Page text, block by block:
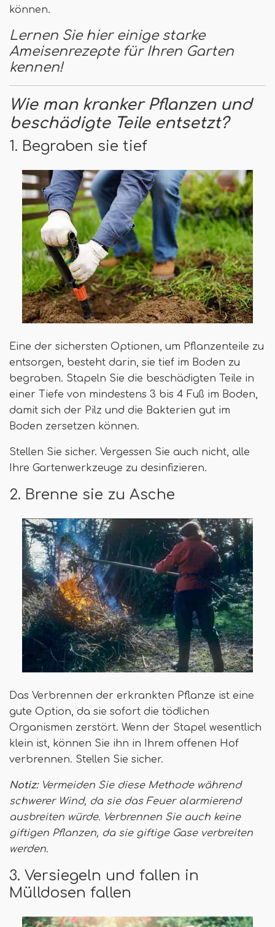
können.
Lernen Sie hier einige starke
Ameisenrezepte für Ihren Garten
kennen!
Wie man kranker Pflanzen und
beschädigte Teile entsetzt?
1. Begraben sie tief
Eine der sichersten Optionen, um Pflanzenteile zu
entsorgen, besteht darin, sie tief im Boden zu
begraben. Stapeln Sie die beschädigten Teile in
einer Tiefe von mindestens 3 bis 4 Fuß im Boden,
damit sich der Pilz und die Bakterien gut im
Boden zersetzen können.
Stellen Sie sicher. Vergessen Sie auch nicht, alle
Ihre Gartenwerkzeuge zu desinfizieren.
2. Brenne sie zu Asche
Das Verbrennen der erkrankten Pflanze ist eine
gute Option, da sie sofort die tödlichen
Organismen zerstört. Wenn der Stapel wesentlich
klein ist, können Sie ihn in Ihrem offenen Hof
verbrennen. Stellen Sie sicher.
Notiz:Vermeiden Sie diese Methode während
schwerer Wind, da sie das Feuer alarmierend
ausbreiten würde. Verbrennen Sie auch keine
giftigen Pflanzen, da sie giftige Gase verbreiten
werden.
3. Versiegeln und fallen in
Mülldosen fallen